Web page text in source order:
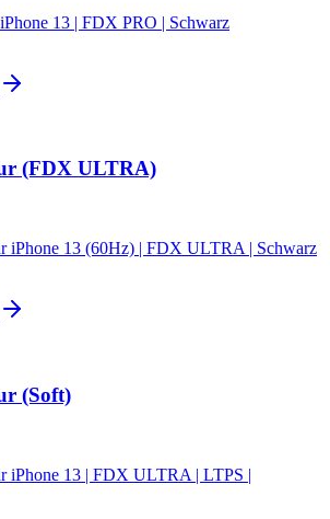
13 | FDX PRO | Schwarz
(FDX ULTRA)
iPhone 13 (60Hz) | FDX ULTRA | Schwarz
(Soft)
iPhone 13 | FDX ULTRA | LTPS |